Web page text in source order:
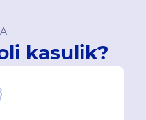
kasulik?